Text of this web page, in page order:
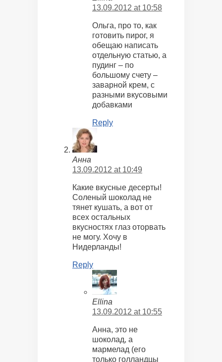
13.09.2012 at 10:58
Ольга, про то, как
готовить пирог, я
обещаю написать
отдельную статью, а
пудинг – по
большому счету –
заварной крем, с
разными вкусовыми
добавками
Reply
Анна
13.09.2012 at 10:49
Какие вкусные десерты!
Соленый шоколад не
тянет кушать, а вот от
всех остальных
вкусностях глаз оторвать
не могу. Хочу в
Нидерланды!
Reply
Ellina
13.09.2012 at 10:55
Анна, это не
шоколад, а
мармелад (его
только голландцы